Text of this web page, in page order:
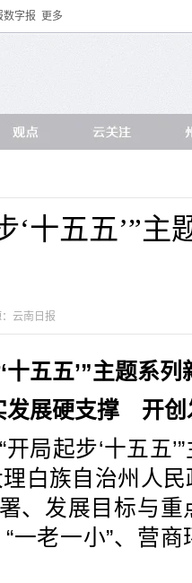
数字报 更多
‘十五五’”主
云南日报
十五五’”主题系
发展硬支撑 开创
局起步‘十五五
白族自治州人
、发展目标与
一老一小”、营